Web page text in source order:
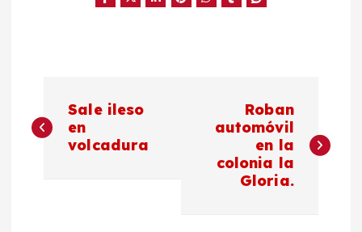
a
Sale ileso
en
volcadura
Roban
automóvil
en la
colonia la
Gloria.